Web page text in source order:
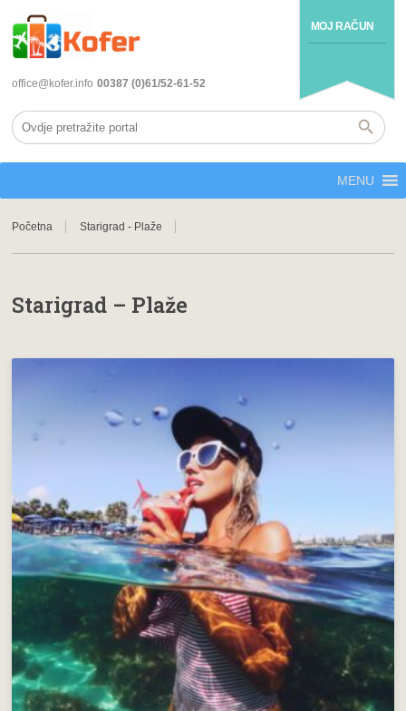
MOJ RAČUN
office@kofer.info 00387 (0)61/52-61-52
MENU
Početna Starigrad - Plaže
Starigrad – Plaže